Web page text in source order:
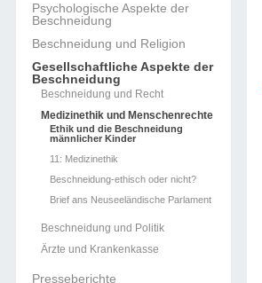
Psychologische Aspekte der
Beschneidung
Beschneidung und Religion
Gesellschaftliche Aspekte der
Beschneidung
Beschneidung und Recht
Medizinethik und Menschenrechte
Ethik und die Beschneidung
männlicher Kinder
11: Medizinethik
Beschneidung-ethisch oder nicht?
Brief ans Neuseeländische Parlament
Beschneidung und Politik
Ärzte und Krankenkasse
Presseberichte